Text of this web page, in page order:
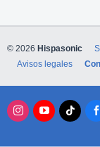
© 2026 Hispasonic
Avisos legales